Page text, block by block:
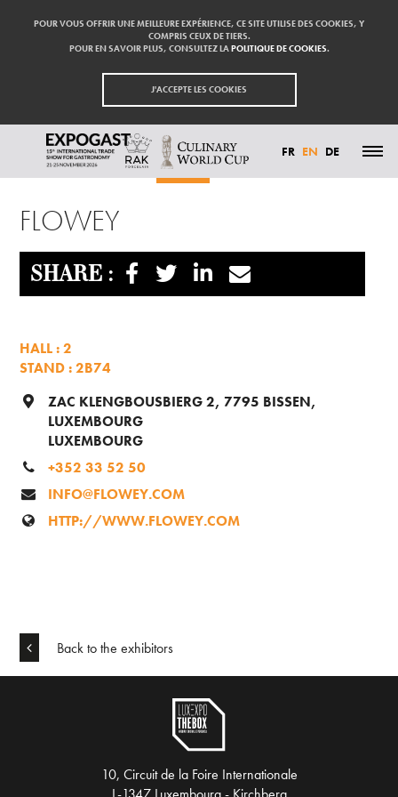
POUR VOUS OFFRIR UNE MEILLEURE EXPÉRIENCE, CE SITE UTILISE DES COOKIES, Y
COMPRIS CEUX DE TIERS.
POUR EN SAVOIR PLUS, CONSULTEZ LAPOLITIQUE DE COOKIES.
J'ACCEPTE LES COOKIES
FR EN DE
PARTICIPATE
EXHIBITORS
PRESS
CONTACT
PARTNER
Homepage Exhibitors FLOWEY
FLOWEY
SHARE :
HALL : 2
STAND : 2B74
ZAC KLENGBOUSBIERG 2, 7795 BISSEN,
LUXEMBOURG
LUXEMBOURG
+352 33 52 50
INFO@FLOWEY.COM
HTTP://WWW.FLOWEY.COM
Back to the exhibitors
10, Circuit de la Foire Internationale